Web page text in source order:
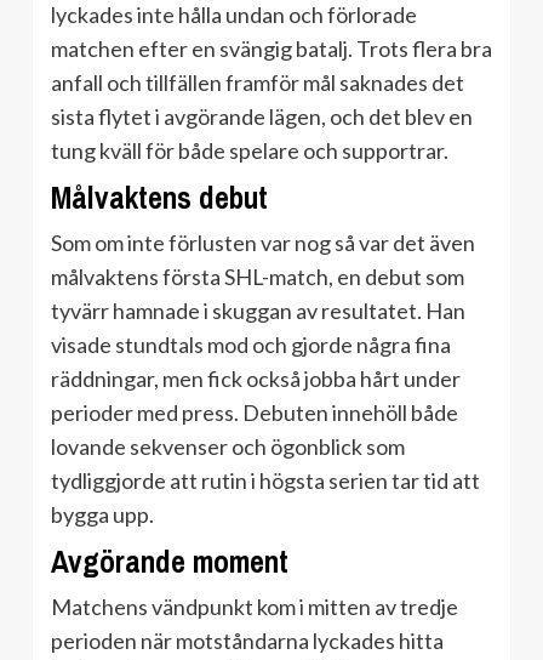
lyckades inte hålla undan och förlorade
matchen efter en svängig batalj. Trots flera bra
anfall och tillfällen framför mål saknades det
sista flytet i avgörande lägen, och det blev en
tung kväll för både spelare och supportrar.
Målvaktens debut
Som om inte förlusten var nog så var det även
målvaktens första SHL-match, en debut som
tyvärr hamnade i skuggan av resultatet. Han
visade stundtals mod och gjorde några fina
räddningar, men fick också jobba hårt under
perioder med press. Debuten innehöll både
lovande sekvenser och ögonblick som
tydliggjorde att rutin i högsta serien tar tid att
bygga upp.
Avgörande moment
Matchens vändpunkt kom i mitten av tredje
perioden när motståndarna lyckades hitta